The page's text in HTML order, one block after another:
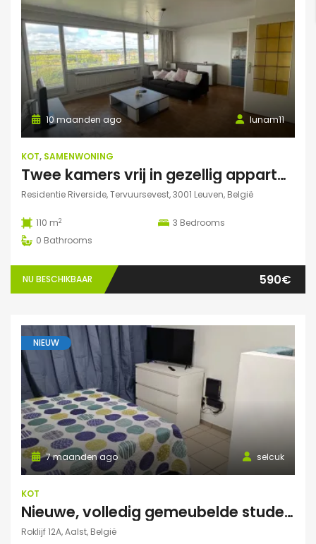
lunam11
10 maanden ago
KOT, SAMENWONING
Twee kamers vrij in gezellig appartement in Leuven :)
Residentie Riverside, Tervuursevest, 3001 Leuven, België
110 m2 3 Bedrooms
0 Bathrooms
NU BESCHIKBAAR 590€
NIEUW
selcuk
7 maanden ago
KOT
Nieuwe, volledig gemeubelde studentenkamers – All-in – €550/maand
Roklijf 12A, Aalst, België